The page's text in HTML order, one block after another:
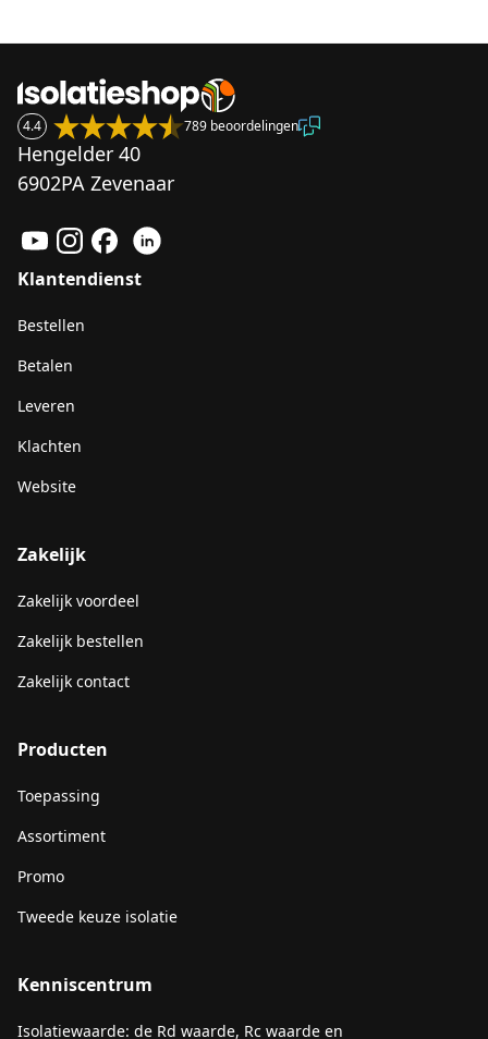
4.4 789 beoordelingen
Hengelder 40
6902PA Zevenaar
Klantendienst
Bestellen
Betalen
Leveren
Klachten
Website
Zakelijk
Zakelijk voordeel
Zakelijk bestellen
Zakelijk contact
Producten
Toepassing
Assortiment
Promo
Tweede keuze isolatie
Kenniscentrum
Isolatiewaarde: de Rd waarde, Rc waarde en